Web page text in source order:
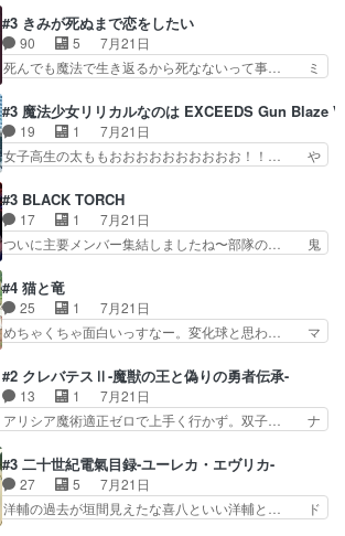
しゃあない。狂犬かくましいつ来… 本作はぬるい
ハーレムではなく、真面目に一… エリスはしばら
くEDだけやね。アイシャ、…
ャ子の従姉妹シュラ子登場。主人公眼福… 跡目争
いの新キャラ登場で、今回はシュール… めちゃ子
のいとこかわいい今回主人公の驚き… メチャ子を
くしゃみと鼻水が止まらなくなる… お父さんに押
をちびっ子にしたあの玉、も… 半裸の警官の方が
怖い。ライバルキャラかわ… 霊媒師が人の肩に霊
を乗せるな笑なんてモノ…
#3 きみが死ぬまで恋をしたい
90 5
7月21日
死んでも魔法で生き返るから死なないって事… ミ
ミ、最後のその顔は怖いよ...。てかタ… もはや人
間なのかも怪しい戦闘シーンがない… 今話第LO
／原画で参加させていただきまし… 皆大好き、ロ
リの全裸だーーーーーーッッッ… シーナとミミが
芽吹く百合の花。ミミ(c… ルームメイト1ヶ月経
ってシーナがミミの人… もう後戻りできないぞ」
してくるとは思わん…
#3 魔法少女リリカルなのは EXCEEDS Gun Blaze
19 1
7月21日
女子高生の太ももおおおおおおおおおお！！… や
瀬シイナと夜海トワ』今回はフォロワー… なのは
と出逢い炎の魔人の能力を人類の為に… ・シイ
ナ、トワと出会う親近感を感じる2人… 篠宮マナ
が登場したけど公式サイトに20歳… リリカルな
ちゃ食うやん魔人狩りチーム強… 人類滅亡寸前ま
で追い詰められていたのに、… 第３話をU-NEXT
で視聴しました。視聴…
#3 BLACK TORCH
17 1
7月21日
ついに主要メンバー集結しましたね〜部隊の… 鬼
描いたようなチョロインだったな。下半… 前回か
ら引き続いてじいさんとの決別の冒頭… あっちは
呪霊でこっちは物怪。忍者っぽいア… 護衛対象と
なる弐郎を連れて隠密局へ、彼の… →現状展開が
た弐郎は鬼子母神一華の護衛… 護衛はお尻一華、
ここは定番やっぱ物の怪の… ①敵は会話してる最
中の同乗者を物音一つ発…
#4 猫と竜
25 1
7月21日
めちゃくちゃ面白いっすなー。変化球と思わ… マ
代もの猫たちの誕生と成長を見守る猫竜… 前回猫
たちで熊退治をしていた中の一匹の猫… と思って
みにいったらクロバネのCV.速水… 「おじちゃん
は身内に甘い」で、いきなり笑… ガチで素晴らし
た子猫たちのその後が描か… 王子の旅の始まりは
確かにそうでしたよね！… リゼロ見終わっちゃっ
てほのぼの系がいいか…
#2 クレバテスⅡ-魔獣の王と偽りの勇者伝承-
13 1
7月21日
アリシア魔術適正ゼロで上手く行かず。双子… ナ
紹介の時台に乗ってるサラサ可愛いw学… ナイ
エ・シフォンリッツの出番が多くて嬉し… 石田で
こいつワルだな。なぜ大猿に変身した… 2冊目の
トアの書は学長の手に1話冒頭と合… アリシアと
#3 二十世紀電氣目録-ユーレカ・エヴリカ-
27 5
7月21日
洋輔の過去が垣間見えたな喜八といい洋輔と… ド